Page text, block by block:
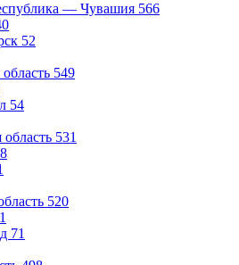
— Чувашия 566
52
549
54
область 531
520
71